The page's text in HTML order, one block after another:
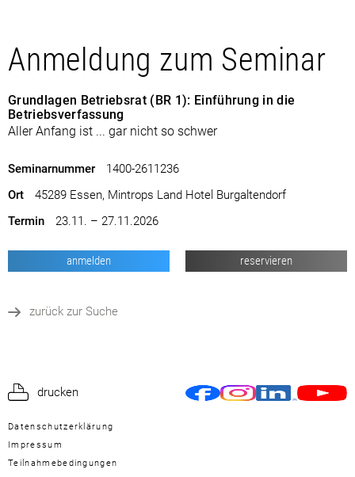
Anmeldung zum Seminar
Grundlagen Betriebsrat (BR 1): Einführung in die
Betriebsverfassung
Aller Anfang ist ... gar nicht so schwer
Seminarnummer
1400-2611236
Ort
45289 Essen, Mintrops Land Hotel Burgaltendorf
Termin
23.11. – 27.11.2026
anmelden reservieren
zurück zur Suche
drucken
Datenschutzerklärung
Impressum
Teilnahmebedingungen